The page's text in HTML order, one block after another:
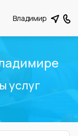
Владимир
услуг